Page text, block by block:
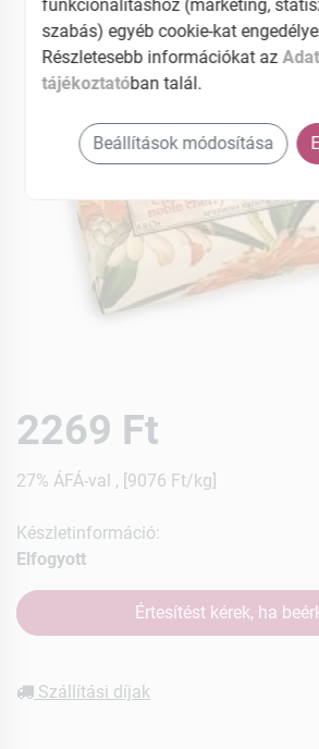
2269 Ft
27% ÁFÁ-val , [9076 Ft/kg]
Készletinformáció:
Elfogyott
Értesítést kérek, ha
Szállítási díjak
funkcionalitáshoz (marketing,
szabás) egyéb cookie-kat
Részletesebb információkat az
tájékoztatóban talál.
Beállítások módosítása